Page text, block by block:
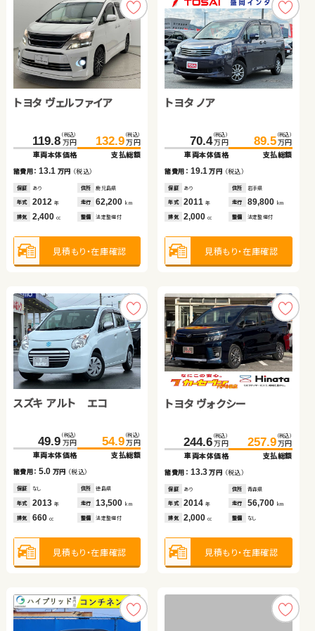
トヨタ ヴェルファイア
119.8 （税込）
万円
車両本体価格
132.9 （税込）
万円
支払総額
諸費用：13.1 万円 （税込）
保証 あり 住所 鹿児島県
年式 2012 年 走行 62,200 km
排気 2,400 cc 整備 法定整備付
見積もり・在庫確認
トヨタ ノア
70.4 （税込）
万円
車両本体価格
89.5 （税込）
万円
支払総額
諸費用： 19.1 万円 （税込）
保証 あり 住所 岩手県
年式 2011年 走行 89,800 km
排気 2,000cc 整備 法定整備付
見積もり・在庫確認
スズキ アルト エコ
49.9 （税込）
万円
車両本体価格
54.9 （税込）
万円
支払総額
諸費用：5.0 万円 （税込）
保証 なし 住所 徳島県
年式 2013 年 走行 13,500 km
排気 660 cc 整備 法定整備付
見積もり・在庫確認
トヨタ ヴォクシー
244.6 （税込）
万円
車両本体価格
257.9 （税込）
万円
支払総額
諸費用： 13.3万円 （税込）
保証 あり 住所 青森県
年式 2014年 走行 56,700 km
排気 2,000cc 整備 なし
見積もり・在庫確認
トヨタ アクア
94.8万円
車両本体価格
支払総額
諸費用：10.2万円 （税込）
保証 あり 住所 広島県
排気 1,500cc 整備 法定整備付
スバル フォレスター ハイ
181.4 （税込）
万円
車両本体価格
193.4 （税込）
万円
支払総額
諸費用： 12.0 万円 （税込）
保証 あり 住所 埼玉県
年式 2018年 走行 56,600 km
排気 2,000cc 整備 法定整備付
見積もり・在庫確認
日産 セレナ
189.7万円
車両本体価格
諸費用：9.2 万円 （税込）
保証 なし 住所 岡山県
排気 2,000cc 整備 法定整備付
トヨタ ヴォクシー
199.0万円
車両本体価格
諸費用：5.4 万円 （税込）
保証 あり 住所 北海道
排気 2,000cc 整備 法定整備付
トヨタ ヴェルファイア
332.2 （税込）
万円
車両本体価格
344.8 （税込）
万円
支払総額
諸費用：12.6 万円 （税込）
保証 あり 住所 秋田県
年式 2019 年 走行 75,000 km
排気 2,500 cc 整備 法定整備付
見積もり・在庫確認
トヨタ プリウス アルファ
89.7 （税込）
万円
車両本体価格
100.1 （税込）
万円
支払総額
諸費用： 10.4 万円 （税込）
保証 なし 住所 岡山県
年式 2011年 走行 85,500 km
排気 1,800cc 整備 法定整備付
見積もり・在庫確認
ホンダ Ｎ ＢＯＸ
139.8 （税込）
万円
車両本体価格
150.0 （税込）
万円
支払総額
諸費用：10.2万円（税込）
保証 あり 住所 広島県
年式 2021 年 走行 52,200 km
排気 660 cc 整備 法定整備付
見積もり・在庫確認
スズキ ジムニー
214.1 （税込）
万円
車両本体価格
229.7 （税込）
万円
支払総額
諸費用： 15.6万円 （税込）
保証 あり 住所 茨城県
年式 2026年 走行 100km
排気 660cc 整備 法定整備付
見積もり・在庫確認